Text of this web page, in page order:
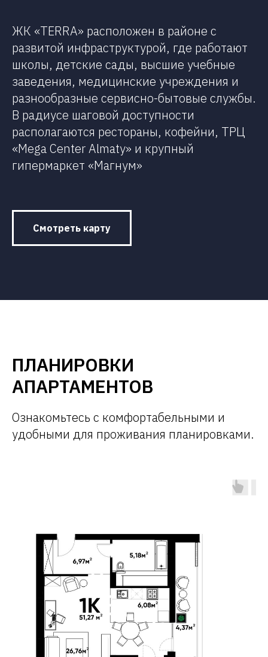
ЖК «TERRA» расположен в районе с
развитой инфраструктурой, где работают
школы, детские сады, высшие учебные
заведения, медицинские учреждения и
разнообразные сервисно-бытовые службы.
В радиусе шаговой доступности
располагаются рестораны, кофейни, ТРЦ
«Mega Center Almaty» и крупный
гипермаркет «Магнум»
Смотреть карту
ПЛАНИРОВКИ
АПАРТАМЕНТОВ
Ознакомьтесь с комфортабельными и
удобными для проживания планировками.